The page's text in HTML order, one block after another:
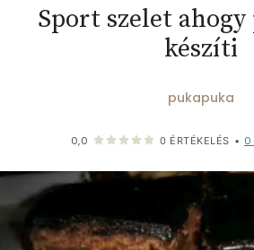
Sport szelet
készíti
pukapuka
0,0 0 ÉRTÉKELÉS • 0